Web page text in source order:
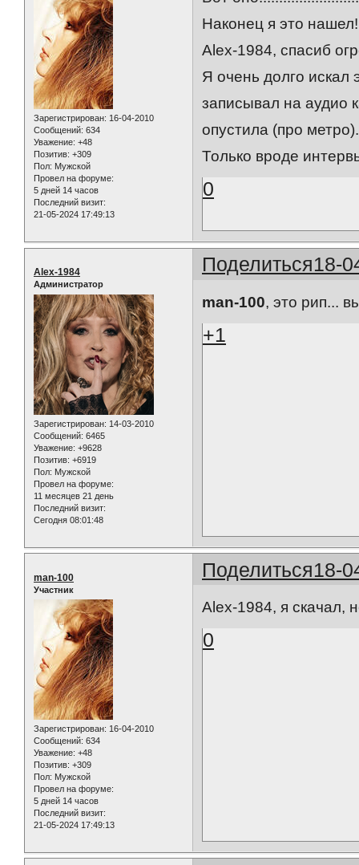
Зарегистрирован: 16-04-2010
Сообщений: 634
Уважение: +48
Позитив: +309
Пол: Мужской
Провел на форуме:
5 дней 14 часов
Последний визит:
21-05-2024 17:49:13
Наконец я это
Alex-1984, спасиб
Я очень долго искал
записывал на аудио
опустила (про метро).
Только вроде
0
Поделиться18-
Alex-1984
Администратор
Зарегистрирован: 14-03-2010
Сообщений: 6465
Уважение: +9628
Позитив: +6919
Пол: Мужской
Провел на форуме:
11 месяцев 21 день
Последний визит:
Сегодня 08:01:48
man-100, это рип...
+1
Поделиться18-
man-100
Участник
Зарегистрирован: 16-04-2010
Сообщений: 634
Уважение: +48
Позитив: +309
Пол: Мужской
Провел на форуме:
5 дней 14 часов
Последний визит:
21-05-2024 17:49:13
Alex-1984, я скачал,
0